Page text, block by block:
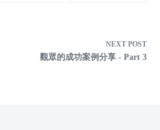
NEXT POST
觀眾的成功案例分享 - Part 3